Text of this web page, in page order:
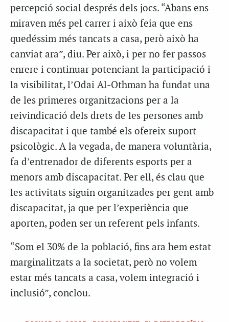
percepció social després dels jocs. “Abans ens
miraven més pel carrer i això feia que ens
quedéssim més tancats a casa, però això ha
canviat ara”, diu. Per això, i per no fer passos
enrere i continuar potenciant la participació i
la visibilitat, l’Odai Al-Othman ha fundat una
de les primeres organitzacions per a la
reivindicació dels drets de les persones amb
discapacitat i que també els ofereix suport
psicològic. A la vegada, de manera voluntària,
fa d’entrenador de diferents esports per a
menors amb discapacitat. Per ell, és clau que
les activitats siguin organitzades per gent amb
discapacitat, ja que per l’experiència que
aporten, poden ser un referent pels infants.
“Som el 30% de la població, fins ara hem estat
marginalitzats a la societat, però no volem
estar més tancats a casa, volem integració i
inclusió”, conclou.